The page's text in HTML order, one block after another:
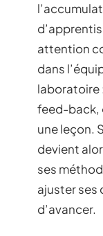
attention
dans
laboratoire
feed-back,
une leçon.
devient
ses
ajuster ses
d’avancer.